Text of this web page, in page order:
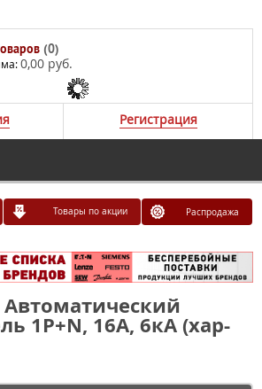
(0)
0,00 руб.
Регистрация
Товары по акции Распродажа
Автоматический
1P+N, 16А, 6кА (хар-